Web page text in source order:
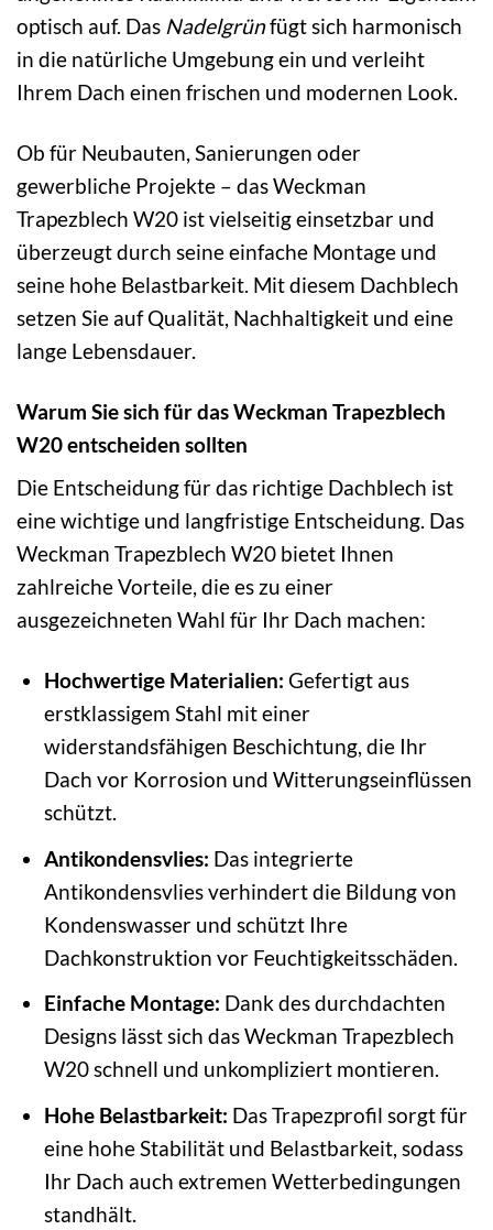
optisch auf. Das Nadelgrünfügt sich harmonisch
in die natürliche Umgebung ein und verleiht
Ihrem Dach einen frischen und modernen Look.
Ob für Neubauten, Sanierungen oder
gewerbliche Projekte – das Weckman
Trapezblech W20 ist vielseitig einsetzbar und
überzeugt durch seine einfache Montage und
seine hohe Belastbarkeit. Mit diesem Dachblech
setzen Sie auf Qualität, Nachhaltigkeit und eine
lange Lebensdauer.
Warum Sie sich für das Weckman Trapezblech
W20 entscheiden sollten
Die Entscheidung für das richtige Dachblech ist
eine wichtige und langfristige Entscheidung. Das
Weckman Trapezblech W20 bietet Ihnen
zahlreiche Vorteile, die es zu einer
ausgezeichneten Wahl für Ihr Dach machen:
Hochwertige Materialien: Gefertigt aus
erstklassigem Stahl mit einer
widerstandsfähigen Beschichtung, die Ihr
Dach vor Korrosion und Witterungseinflüssen
schützt.
Antikondensvlies: Das integrierte
Antikondensvlies verhindert die Bildung von
Kondenswasser und schützt Ihre
Dachkonstruktion vor Feuchtigkeitsschäden.
Einfache Montage: Dank des durchdachten
Designs lässt sich das Weckman Trapezblech
W20 schnell und unkompliziert montieren.
Hohe Belastbarkeit: Das Trapezprofil sorgt für
eine hohe Stabilität und Belastbarkeit, sodass
Ihr Dach auch extremen Wetterbedingungen
standhält.